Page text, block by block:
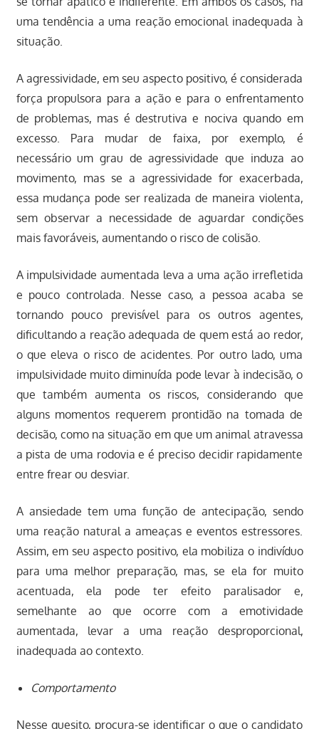
uma tendência a uma reação emocional inadequada à
situação.
A agressividade, em seu aspecto positivo, é considerada
força propulsora para a ação e para o enfrentamento
de problemas, mas é destrutiva e nociva quando em
excesso. Para mudar de faixa, por exemplo, é
necessário um grau de agressividade que induza ao
movimento, mas se a agressividade for exacerbada,
essa mudança pode ser realizada de maneira violenta,
sem observar a necessidade de aguardar condições
mais favoráveis, aumentando o risco de colisão.
A impulsividade aumentada leva a uma ação irrefletida
e pouco controlada. Nesse caso, a pessoa acaba se
tornando pouco previsível para os outros agentes,
dificultando a reação adequada de quem está ao redor,
o que eleva o risco de acidentes. Por outro lado, uma
impulsividade muito diminuída pode levar à indecisão, o
que também aumenta os riscos, considerando que
alguns momentos requerem prontidão na tomada de
decisão, como na situação em que um animal atravessa
a pista de uma rodovia e é preciso decidir rapidamente
entre frear ou desviar.
A ansiedade tem uma função de antecipação, sendo
uma reação natural a ameaças e eventos estressores.
Assim, em seu aspecto positivo, ela mobiliza o indivíduo
para uma melhor preparação, mas, se ela for muito
acentuada, ela pode ter efeito paralisador e,
semelhante ao que ocorre com a emotividade
aumentada, levar a uma reação desproporcional,
inadequada ao contexto.
Comportamento
Nesse quesito, procura-se identificar o que o candidato